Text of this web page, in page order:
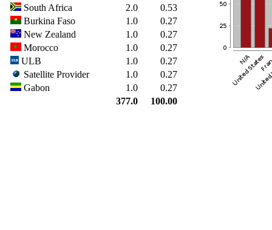
South Africa
2.0
0.53
Burkina Faso
1.0
0.27
New Zealand
1.0
0.27
Morocco
1.0
0.27
ULB
1.0
0.27
Satellite Provider
1.0
0.27
Gabon
1.0
0.27
377.0
100.00